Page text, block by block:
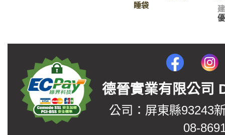
睡袋
德晉實業有限公
公司：屏東縣93243
08-